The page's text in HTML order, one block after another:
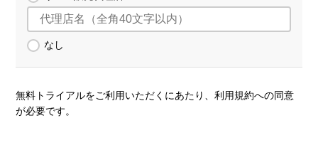
なし
無料トライアルをご利用いただくにあたり、利用規約への同意
が必要です。